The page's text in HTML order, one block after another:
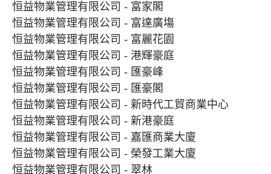
恒益物業管理有限公司 - 富家閣
恒益物業管理有限公司 - 富達廣塲
恒益物業管理有限公司 - 富麗花園
恒益物業管理有限公司 - 港輝豪庭
恒益物業管理有限公司 - 匯豪峰
恒益物業管理有限公司 - 匯豪閣
恒益物業管理有限公司 - 新時代工貿商業中心
恒益物業管理有限公司 - 新港豪庭
恒益物業管理有限公司 - 嘉匯商業大廈
恒益物業管理有限公司 - 榮發工業大廈
恒益物業管理有限公司 - 翠林